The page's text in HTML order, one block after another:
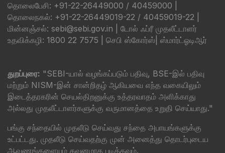
தொலைபேசி: +91-22-26449000 / 40459000 |
தொலைநகல்: +91-22-26449019-22 / 40459019-22 |
மின்னஞ்சல்: sebi@sebi.gov.in | டோல் ஃப்ரீ முதலீட்டாளர்
உதவிக்கழி: 1800 22 7575 | செபி ஸ்கோர்ஸ் ஸ்மார்ட்ஓடிஆர்
துறப்புரை: "SEBI-யால் வழங்கப்படும் பதிவு, BSE-இல் பதிவு
மற்றும் NISM-இன் சான்றிதழ் ஆகியவை எந்த வகையிலும்
இடைத்தரகரின் செயல்திறனுக்கு உத்தரவாதம் அளிக்காது
அல்லது முதலீட்டாளர்களுக்கு வருமானத்தை உறுதி செய்யாது."
பங்கு சந்தையில் முதலீடு செய்வது சந்தை அபாயங்களுக்கு
உட்பட்டது. முதலீடு செய்வதற்கு முன் அனைத்து தொடர்புடைய
ஆவணங்களையும் கவனமாக படிக்கவும்.